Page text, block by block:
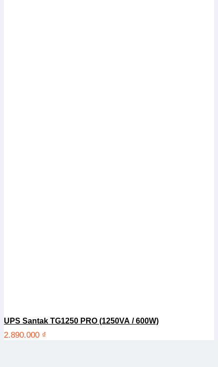
UPS Santak TG1250 PRO (1250VA / 600W)
2.890.000 ₫